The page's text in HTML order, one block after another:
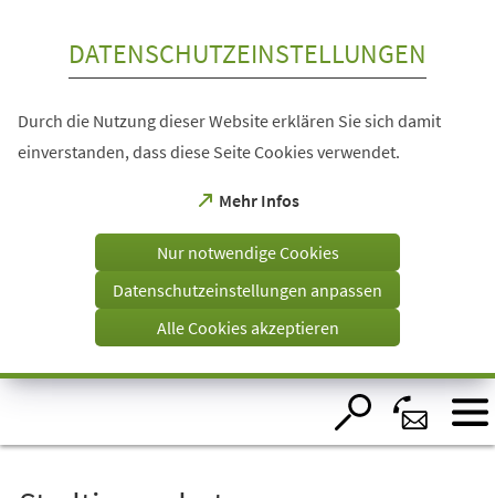
Visuelle
DATENSCHUTZEINSTELLUNGEN
Durch die Nutzung dieser Website erklären Sie sich damit
einverstanden, dass diese Seite Cookies verwendet.
Mehr Infos
(Öffnet
einem
Tab)
Nur notwendige Cookies
Datenschutzeinstellungen anpassen
Alle Cookies akzeptieren